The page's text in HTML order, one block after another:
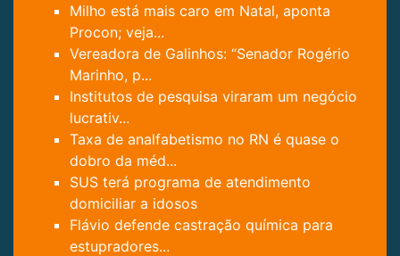
Milho está mais caro em Natal, aponta
Procon; veja...
Vereadora de Galinhos: “Senador Rogério
Marinho, p...
Institutos de pesquisa viraram um negócio
lucrativ...
Taxa de analfabetismo no RN é quase o
dobro da méd...
SUS terá programa de atendimento
domiciliar a idosos
Flávio defende castração química para
estupradores...